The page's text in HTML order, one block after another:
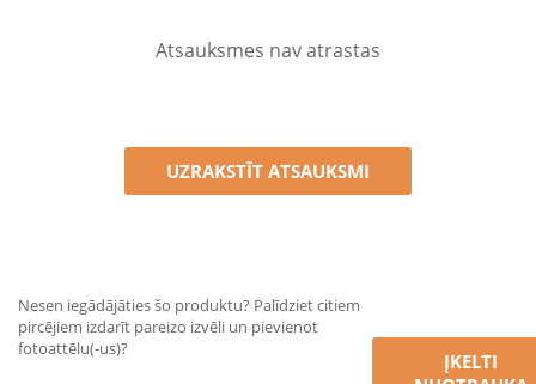
Atsauksmes nav atrastas
UZRAKSTĪT ATSAUKSMI
Nesen iegādājāties šo produktu? Palīdziet citiem
pircējiem izdarīt pareizo izvēli un pievienot
fotoattēlu(-us)?
ĮKELTI